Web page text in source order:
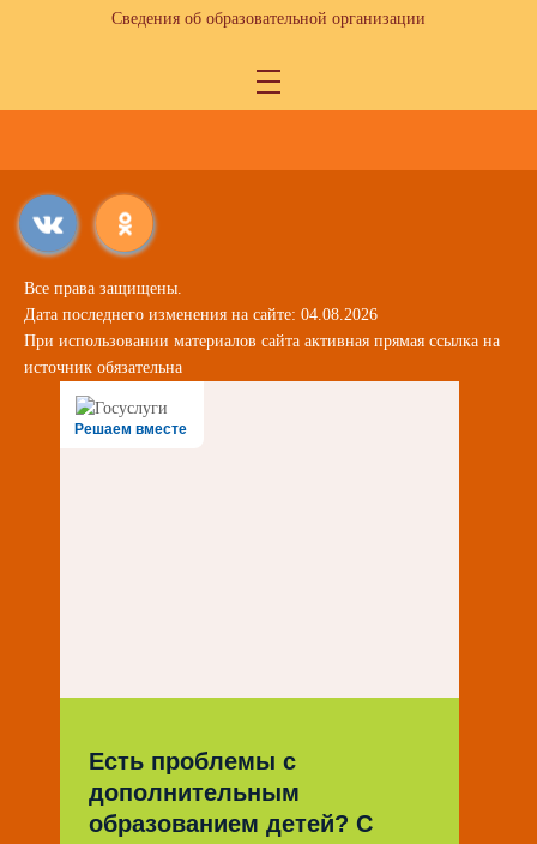
Сведения об образовательной организации
Все права защищены.
Дата последнего изменения на сайте: 04.08.2026
При использовании материалов сайта активная прямая ссылка на
источник обязательна
Решаем вместе
Есть проблемы с
дополнительным
образованием детей? С